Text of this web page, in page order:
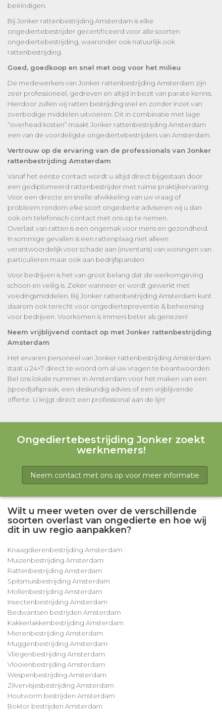
beëindigen.
Bij Jonker rattenbestrijding Amsterdam is elke
ongediertebestrijder gecertificeerd voor alle soorten
ongediertebestrijding, waaronder ook natuurlijk ook
rattenbestrijding.
Goed, goedkoop en snel met oog voor het milieu
De medewerkers van Jonker rattenbestrijding Amsterdam zijn
zeer professioneel, gedreven en altijd in bezit van parate kennis.
Hierdoor zullen wij ratten bestrijding snel en zonder inzet van
overbodige middelen uitvoeren. Dit in combinatie met lage
“overhead kosten” maakt Jonker rattenbestrijding Amsterdam
een van de voordeligste ongediertebestrijders van Amsterdam.
Vertrouw op de ervaring van de professionals van Jonker
rattenbestrijding Amsterdam
Vanaf het eerste contact wordt u altijd direct bijgestaan door
een gediplomeerd rattenbestrijder met ruime praktijkervaring.
Voor een directe en snelle afwikkeling van uw vraag of
probleem rondom elke soort ongedierte adviseren wij u dan
ook om telefonisch contact met ons op te nemen.
Overlast van ratten is een ongemak voor mens en gezondheid.
In sommige gevallen is een rattenplaag niet alleen
verantwoordelijk voor schade aan (inventaris) van woningen van
particulieren maar ook aan bedrijfspanden.
Voor bedrijven is het van groot belang dat de werkomgeving
schoon en veilig is. Zeker wanneer er wordt gewerkt met
voedingsmiddelen. Bij Jonker rattenbestrijding Amsterdam kunt
daarom ook terecht voor ongediertepreventie & beheersing
voor bedrijven. Voorkomen is immers beter als genezen!
Neem vrijblijvend contact op met Jonker rattenbestrijding
Amsterdam
Het ervaren personeel van Jonker rattenbestrijding Amsterdam
staat u 24×7 direct te woord om al uw vragen te beantwoorden.
Bel ons lokale nummer in Amsterdam voor het maken van een
(spoed)afspraak, een deskundig advies of een vrijblijvende
offerte. U krijgt direct een professional aan de lijn!
Ongediertebestrijding Jonker zoekt
werknemers!
Neem contact met ons op voor meer informatie
Wilt u meer weten over de verschillende
soorten overlast van ongedierte en hoe wij
dit in uw regio aanpakken?
Knaagdierenbestrijding Amsterdam
Muizenbestrijding Amsterdam
Rattenbestrijding Amsterdam
Spitsmuisbestrijding Amsterdam
Mollenbestrijding Amsterdam
Insectenbestrijding Amsterdam
Bedwantsen bestrijden Amsterdam
Kakkerlakkenbestrijding Amsterdam
Mierenbestrijding Amsterdam
Muggenbestrijding Amsterdam
Vliegenbestrijding Amsterdam
Vlooienbestrijding Amsterdam
Wespenbestrijding Amsterdam
Zilvervisjesbestrijding Amsterdam
Houtworm bestrijden Amsterdam
Boktor bestrijden Amsterdam